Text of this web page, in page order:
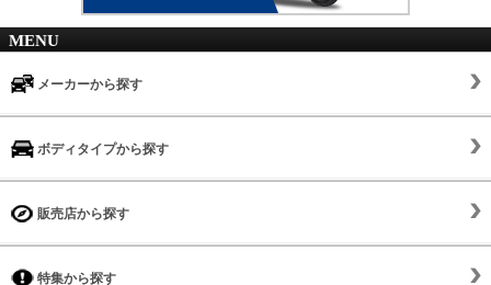
MENU
メーカーから探す
ボディタイプから探す
販売店から探す
特集から探す